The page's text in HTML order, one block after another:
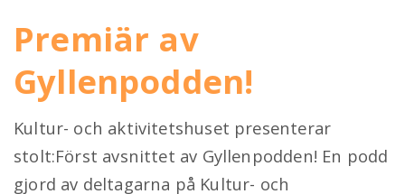
Premiär av
Gyllenpodden!
Kultur- och aktivitetshuset presenterar
stolt:Först avsnittet av Gyllenpodden! En podd
gjord av deltagarna på Kultur- och